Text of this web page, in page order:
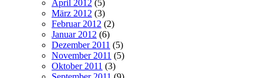
April 2012 (5)
März 2012 (3)
Februar 2012 (2)
Januar 2012 (6)
Dezember 2011 (5)
November 2011 (5)
Oktober 2011 (3)